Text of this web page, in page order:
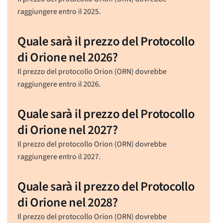
raggiungere entro il 2025.
Quale sarà il prezzo del Protocollo
di Orione nel 2026?
Il prezzo del protocollo Orion (ORN) dovrebbe
raggiungere entro il 2026.
Quale sarà il prezzo del Protocollo
di Orione nel 2027?
Il prezzo del protocollo Orion (ORN) dovrebbe
raggiungere entro il 2027.
Quale sarà il prezzo del Protocollo
di Orione nel 2028?
Il prezzo del protocollo Orion (ORN) dovrebbe